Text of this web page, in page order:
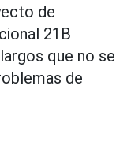
de
21B
que no se
de